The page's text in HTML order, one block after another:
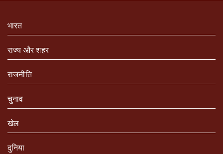
भारत
राज्य और शहर
राजनीति
चुनाव
खेल
दुनिया